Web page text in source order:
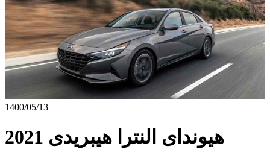
1400/05/13
هیوندای النترا هیبریدی 2021